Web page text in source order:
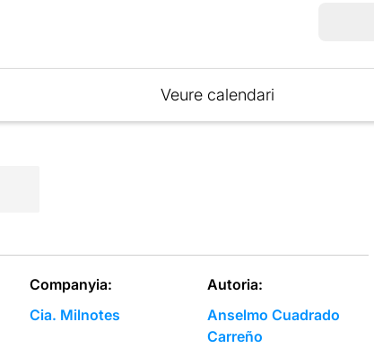
Veure calendari
Companyia:
Cia. Milnotes
Autoria:
Anselmo Cuadrado
Carreño